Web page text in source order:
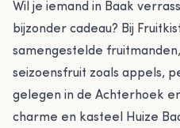
Wil je iemand in Baak
bijzonder cadeau? Bij
samengestelde
seizoensfruit zoals appels,
gelegen in de Achterhoek
charme en kasteel Huize